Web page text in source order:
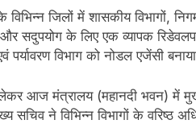
जिलों में शासकीय विभागों,
सदुपयोग के लिए एक व्यापक
विभाग को नोडल एजेंसी
लेकर आज मंत्रालय (महानदी भवन) में
ने विभिन्न विभागों के वरिष्ठ